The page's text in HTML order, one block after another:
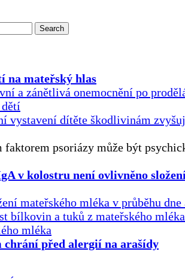
Search
na mateřský hlas
a zánětlivá onemocnění po
vystavení dítěte škodlivinám
faktorem psoriázy může být
v kolostru není ovlivněno
mateřského mléka v průběhu dne
bílkovin a tuků z mateřského
mléka
před alergií na arašídy